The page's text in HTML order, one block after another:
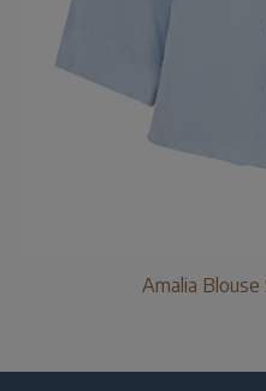
Amalia Blouse